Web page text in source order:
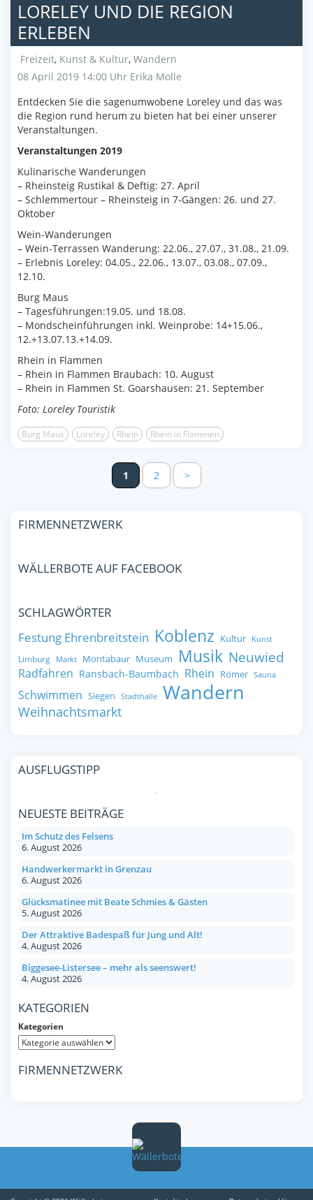
LORELEY UND DIE REGION
ERLEBEN
Freizeit, Kunst & Kultur, Wandern
08 April 2019 14:00 Uhr Erika Molle
Entdecken Sie die sagenumwobene Loreley und das was
die Region rund herum zu bieten hat bei einer unserer
Veranstaltungen.
Veranstaltungen 2019
Kulinarische Wanderungen
– Rheinsteig Rustikal & Deftig: 27. April
– Schlemmertour – Rheinsteig in 7-Gängen: 26. und 27.
Oktober
Wein-Wanderungen
– Wein-Terrassen Wanderung: 22.06., 27.07., 31.08., 21.09.
– Erlebnis Loreley: 04.05., 22.06., 13.07., 03.08., 07.09.,
12.10.
Burg Maus
– Tagesführungen:19.05. und 18.08.
– Mondscheinführungen inkl. Weinprobe: 14+15.06.,
12.+13.07.13.+14.09.
Rhein in Flammen
– Rhein in Flammen Braubach: 10. August
– Rhein in Flammen St. Goarshausen: 21. September
Foto: Loreley Touristik
Burg Maus Loreley Rhein Rhein in Flammen
1 2 >
FIRMENNETZWERK
WÄLLERBOTE AUF FACEBOOK
SCHLAGWÖRTER
Festung Ehrenbreitstein Koblenz Kultur Kunst
Limburg Markt Montabaur Museum Musik Neuwied
Radfahren Ransbach-Baumbach Rhein Römer Sauna
Schwimmen Siegen Stadthalle Wandern
Weihnachtsmarkt
AUSFLUGSTIPP
NEUESTE BEITRÄGE
Im Schutz des Felsens
6. August 2026
Handwerkermarkt in Grenzau
6. August 2026
Glücksmatinee mit Beate Schmies & Gästen
5. August 2026
Der Attraktive Badespaß für Jung und Alt!
4. August 2026
Biggesee-Listersee – mehr als seenswert!
4. August 2026
KATEGORIEN
Kategorien
FIRMENNETZWERK